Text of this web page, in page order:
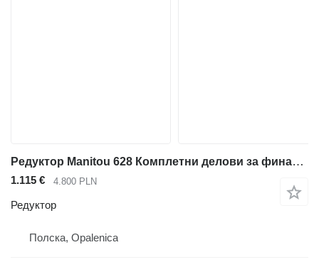
Редуктор Manitou 628 Комплетни делови за финален погон за телескопски натоварувач Manitou 628
1.115 € 4.800 PLN
Редуктор
Полска, Opalenica